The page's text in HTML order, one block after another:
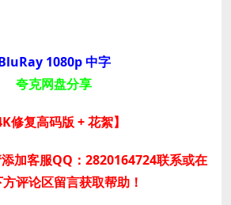
1080p 中字
夸克网盘分享
修复高码版 + 花絮】
加客服QQ：2820164724联系或在
评论区留言获取帮助！